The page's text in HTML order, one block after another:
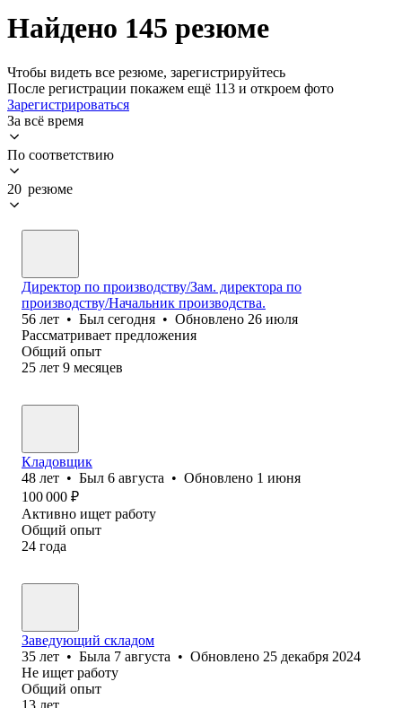
Найдено 145 резюме
Чтобы видеть все резюме, зарегистрируйтесь
После регистрации покажем ещё 113 и откроем фото
Зарегистрироваться
За всё время
По соответствию
20 резюме
Директор по производству/Зам. директора по
производству/Начальник производства.
56 лет • Был сегодня • Обновлено 26 июля
Рассматривает предложения
Общий опыт
25 лет 9 месяцев
Кладовщик
48 лет • Был 6 августа • Обновлено 1 июня
100 000 ₽
Активно ищет работу
Общий опыт
24 года
Заведующий складом
35 лет • Была 7 августа • Обновлено 25 декабря 2024
Не ищет работу
Общий опыт
13 лет